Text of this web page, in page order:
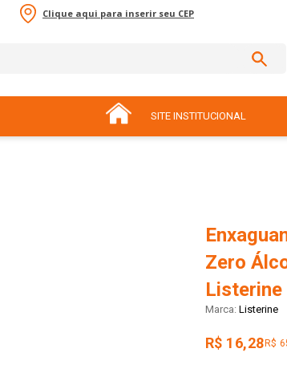
Clique aqui para inserir seu CEP
SITE INSTITUCIONAL
Zero
Listerine
R$ 16,28R$